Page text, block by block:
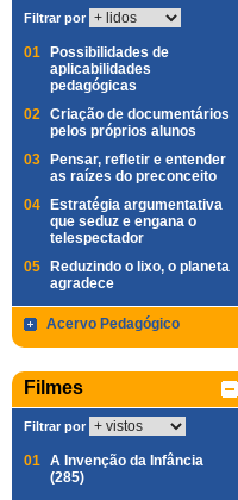
Filtrar por
01
Possibilidades de
aplicabilidades
pedagógicas
02 Criação de documentários
pelos próprios alunos
03
Pensar, refletir e entender
as raízes do preconceito
04
Estratégia argumentativa
que seduz e engana o
telespectador
05
Reduzindo o lixo, o planeta
agradece
Acervo Pedagógico
Filmes
Filtrar por
01 A Invenção da Infância
(285)